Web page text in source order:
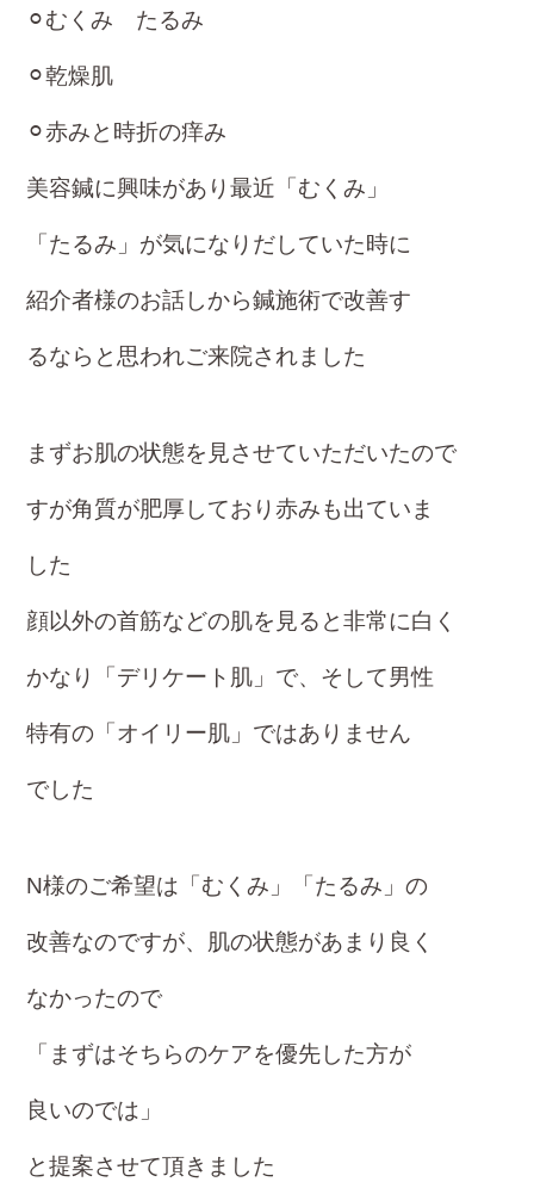
⚪︎むくみ たるみ
⚪︎乾燥肌
⚪︎赤みと時折の痒み
美容鍼に興味があり最近「むくみ」
「たるみ」 が気になりだしていた時に
紹介者様のお話しから鍼施術で改善す
るならと思われご来院されました
まずお肌の状態を見させていただいたので
すが角質が肥厚しており赤みも出ていま
した
顔以外の首筋などの肌を見ると非常に白く
かなり「デリケート肌」で、そして男性
特有の「オイリー肌」ではありません
でした
N様のご希望は「むくみ」「たるみ」の
改善なのですが、 肌の状態があまり良く
なかったので
「まずはそちらのケアを優先した方が
良いのでは」
と提案させて頂き ました